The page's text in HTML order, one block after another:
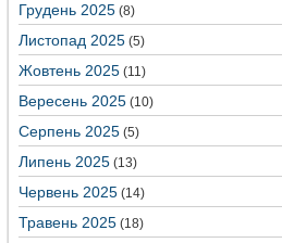
Грудень 2025 (8)
Листопад 2025 (5)
Жовтень 2025 (11)
Вересень 2025 (10)
Серпень 2025 (5)
Липень 2025 (13)
Червень 2025 (14)
Травень 2025 (18)